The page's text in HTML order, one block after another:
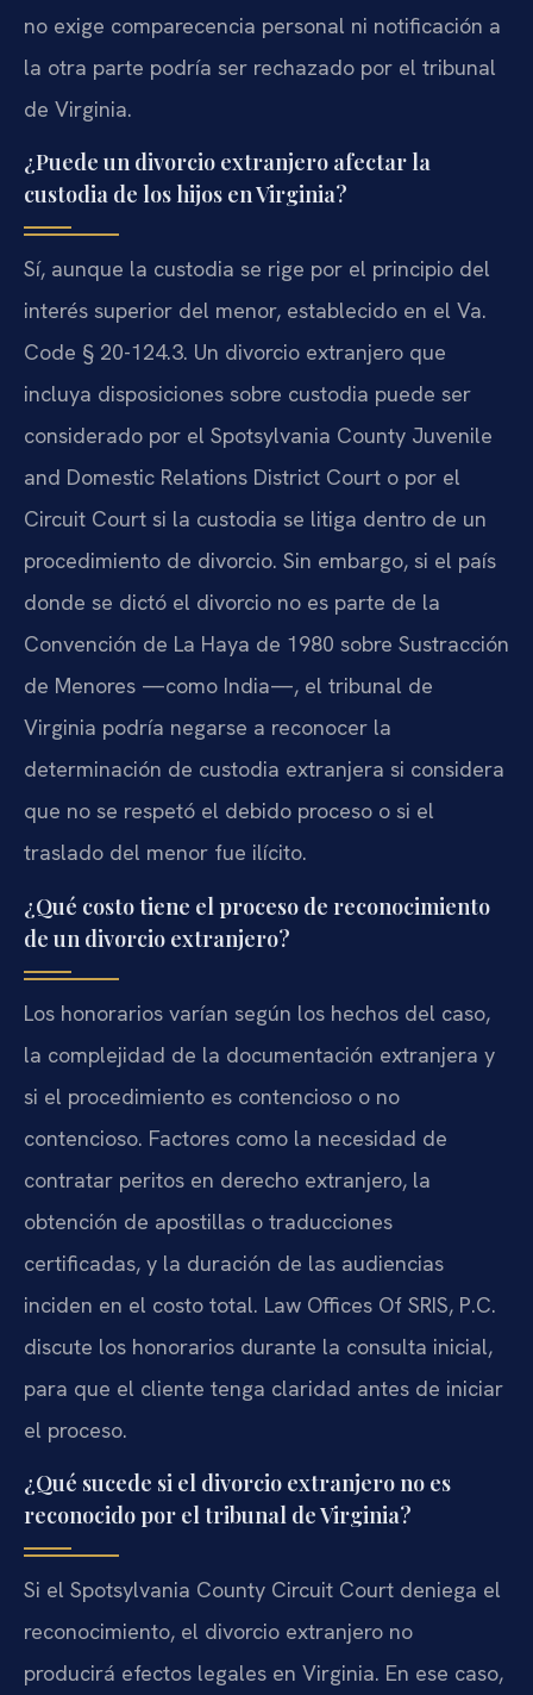
no exige comparecencia personal ni notificación a
la otra parte podría ser rechazado por el tribunal
de Virginia.
¿Puede un divorcio extranjero afectar la
custodia de los hijos en Virginia?
Sí, aunque la custodia se rige por el principio del
interés superior del menor, establecido en el Va.
Code § 20-124.3. Un divorcio extranjero que
incluya disposiciones sobre custodia puede ser
considerado por el Spotsylvania County Juvenile
and Domestic Relations District Court o por el
Circuit Court si la custodia se litiga dentro de un
procedimiento de divorcio. Sin embargo, si el país
donde se dictó el divorcio no es parte de la
Convención de La Haya de 1980 sobre Sustracción
de Menores —como India—, el tribunal de
Virginia podría negarse a reconocer la
determinación de custodia extranjera si considera
que no se respetó el debido proceso o si el
traslado del menor fue ilícito.
¿Qué costo tiene el proceso de reconocimiento
de un divorcio extranjero?
Los honorarios varían según los hechos del caso,
la complejidad de la documentación extranjera y
si el procedimiento es contencioso o no
contencioso. Factores como la necesidad de
contratar peritos en derecho extranjero, la
obtención de apostillas o traducciones
certificadas, y la duración de las audiencias
inciden en el costo total. Law Offices Of SRIS, P.C.
discute los honorarios durante la consulta inicial,
para que el cliente tenga claridad antes de iniciar
el proceso.
¿Qué sucede si el divorcio extranjero no es
reconocido por el tribunal de Virginia?
Si el Spotsylvania County Circuit Court deniega el
reconocimiento, el divorcio extranjero no
producirá efectos legales en Virginia. En ese caso,